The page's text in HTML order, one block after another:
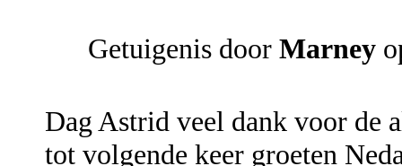
Getuigenis door Marney
Dag Astrid veel dank voor de
tot volgende keer groeten